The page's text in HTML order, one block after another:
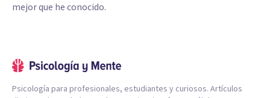
mejor que he conocido.
Psicología para profesionales, estudiantes y curiosos. Artículos